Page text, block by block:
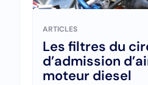
ARTICLES
Les filtres du
d’admission
moteur diesel